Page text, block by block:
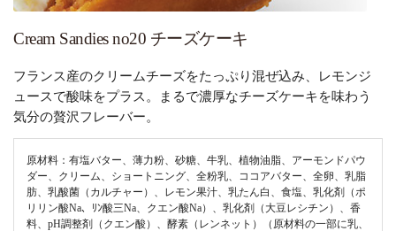
Cream Sandies no20 チーズケーキ
フランス産のクリームチーズをたっぷり混ぜ込み、レモンジ
ュースで酸味をプラス。まるで濃厚なチーズケーキを味わう
気分の贅沢フレーバー。
原材料：有塩バター、薄力粉、砂糖、牛乳、植物油脂、アーモンドパウ
ダー、クリーム、ショートニング、全粉乳、ココアバター、全卵、乳脂
肪、乳酸菌（カルチャー）、レモン果汁、乳たん白、食塩、乳化剤（ポ
リリン酸Na、ﾘﾝ酸三Na、クエン酸Na）、乳化剤（大豆レシチン）、香
料、pH調整剤（クエン酸）、酵素（レンネット）（原材料の一部に乳、